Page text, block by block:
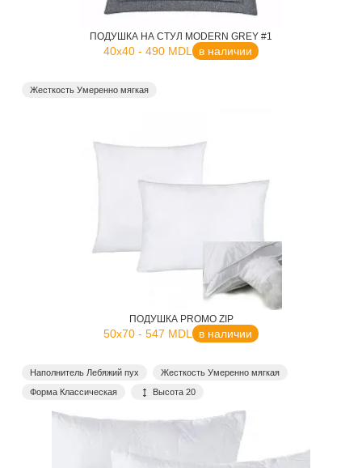
ПОДУШКА НА СТУЛ MODERN GREY #1
40x40 - 490 MDL в наличии
Жесткость Умеренно мягкая
ПОДУШКА PROMO ZIP
50x70 - 547 MDL в наличии
Наполнитель Лебяжий пух
Жесткость Умеренно мягкая
Форма Классическая
Высота 20